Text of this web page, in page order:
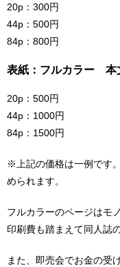
20p：300円
44p：500円
84p：800円
表紙：フルカラー 本
20p：500円
44p：1000円
84p：1500円
※上記の価格は一例です
められます。
フルカラーのページはモ
印刷費も踏まえて同人誌
また、即売会でお金の受